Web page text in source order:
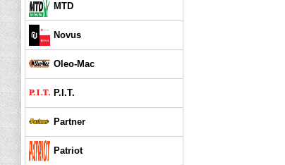
MTD
Novus
Oleo-Mac
P.I.T.
Partner
Patriot